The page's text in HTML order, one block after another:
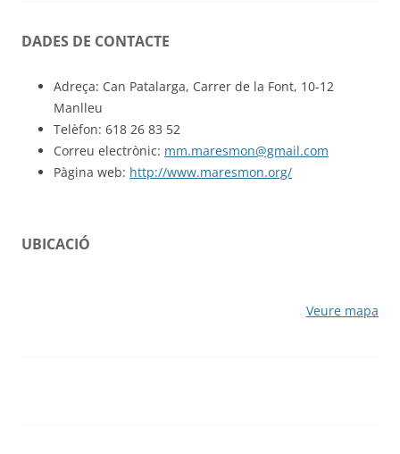
DADES DE CONTACTE
Adreça: Can Patalarga, Carrer de la Font, 10-12
Manlleu
Telèfon: 618 26 83 52
Correu electrònic: mm.maresmon@gmail.com
Pàgina web: http://www.maresmon.org/
UBICACIÓ
Veure mapa